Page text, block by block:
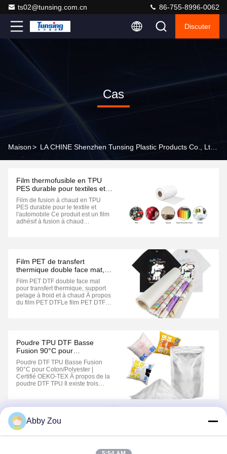
ts02@tunsing.com.cn 86-755-8996-0062
Discuter
Cas
Maison>
Film thermofusible en TPU
PES durable pour textiles et
automobile
Film de fusion à chaud en TPU
PES durable pour le textile et
l'automobile Ce produit est un film
adhésif à fusion à chaud
au ...
Film PET de transfert
thermique double face mat,
support pelage à froid et à
chaud
Film PET DTF double face mat
pour transfert thermique, support
pelage à froid et à chaud À propos
du film PET DTFLe film PET DTF
420 mm (A3) ...
Poudre TPU DTF Basse
Fusion 90°C pour
Coton/Polyester | Certifié
OEKO-TEX
Poudre DTF TPU Basse Fusion
90°C pour Coton/Polyester |
Certifié OEKO-TEX À propos de la
poudre DTF TPU Il existe trois
bien au lavage à l'eau. 80-170µm
est une poudre très élastique. Elle
est plus ...
Abby Zou